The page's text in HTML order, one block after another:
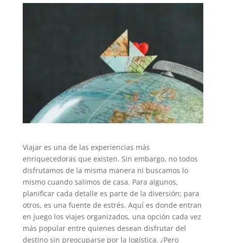
Viajar es una de las experiencias más
enriquecedoras que existen. Sin embargo, no todos
disfrutamos de la misma manera ni buscamos lo
mismo cuando salimos de casa. Para algunos,
planificar cada detalle es parte de la diversión; para
otros, es una fuente de estrés. Aquí es donde entran
en juego los viajes organizados, una opción cada vez
más popular entre quienes desean disfrutar del
destino sin preocuparse por la logística. ¿Pero